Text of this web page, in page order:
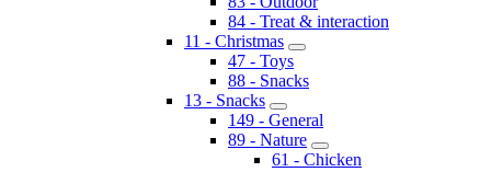
84 - Treat & interaction
11 - Christmas
47 - Toys
88 - Snacks
13 - Snacks
149 - General
89 - Nature
61 - Chicken